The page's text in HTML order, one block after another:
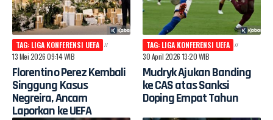
TAG: LIGA KONFERENSI UEFA
13 Mei 2026 09:14 WIB
Florentino Perez Kembali
Singgung Kasus
Negreira, Ancam
Laporkan ke UEFA
TAG: LIGA KONFERENSI UEFA
30 April 2026 13:20 WIB
Mudryk Ajukan Banding
ke CAS atas Sanksi
Doping Empat Tahun